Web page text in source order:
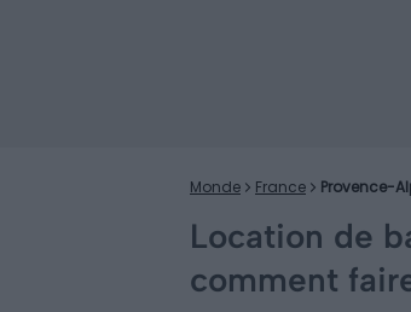
Monde France Provence-
Location de
comment